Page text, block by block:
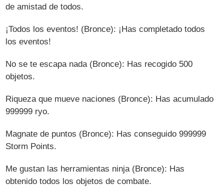
de amistad de todos.
¡Todos los eventos! (Bronce): ¡Has completado todos
los eventos!
No se te escapa nada (Bronce): Has recogido 500
objetos.
Riqueza que mueve naciones (Bronce): Has acumulado
999999 ryo.
Magnate de puntos (Bronce): Has conseguido 999999
Storm Points.
Me gustan las herramientas ninja (Bronce): Has
obtenido todos los objetos de combate.